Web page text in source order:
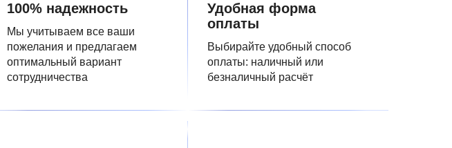
100% надежность
Мы учитываем все ваши
пожелания и предлагаем
оптимальный вариант
сотрудничества
Удобная форма
оплаты
Выбирайте удобный способ
оплаты: наличный или
безналичный расчёт